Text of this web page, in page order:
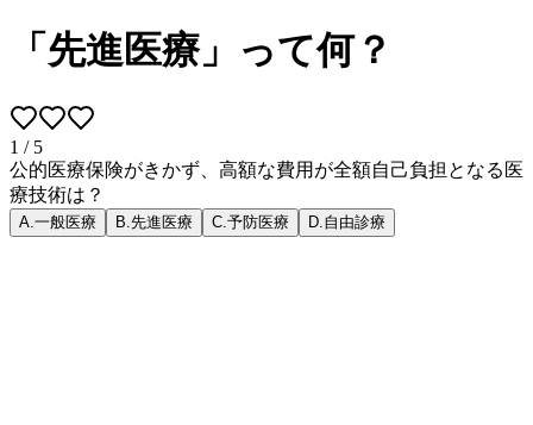
「先進医療」って何？
1 / 5
公的医療保険がきかず、高額な費用が全額自己負担となる医
療技術は？
A 一般医療 B 先進医療 C 予防医療 D 自由診療